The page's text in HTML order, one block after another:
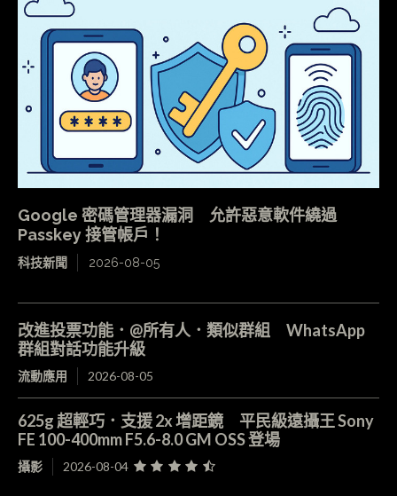
Google 密碼管理器漏洞 允許惡意軟件繞過
Passkey 接管帳戶！
科技新聞 2026-08-05
改進投票功能．@所有人．類似群組 WhatsApp
群組對話功能升級
流動應用 2026-08-05
625g 超輕巧．支援 2x 增距鏡 平民級遠攝王 Sony
FE 100-400mm F5.6-8.0 GM OSS 登場
攝影 2026-08-04